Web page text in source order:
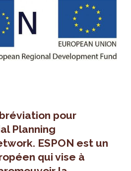
pour
Planning
ESPON est un
qui vise à